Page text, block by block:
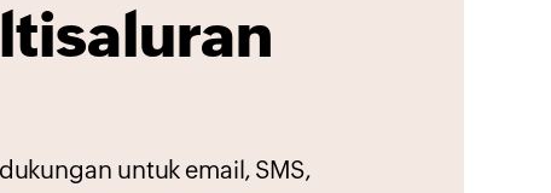
untuk email, SMS,